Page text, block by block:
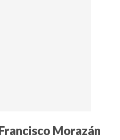
Morazán